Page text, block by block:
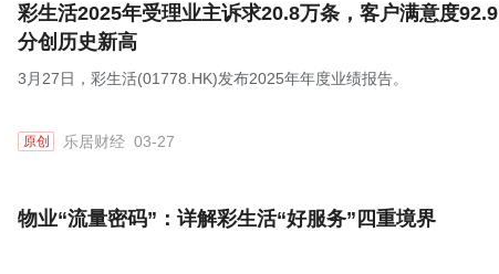
彩生活2025年受理业主诉求20.8万条，客户满意度92.9
分创历史新高
3月27日，彩生活(01778.HK)发布2025年年度业绩报告。
原创 乐居财经 03-27
物业“流量密码”：详解彩生活“好服务”四重境界